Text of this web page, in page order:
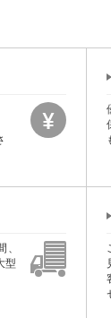
、
型